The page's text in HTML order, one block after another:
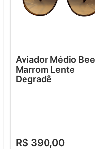
Aviador Médio Bee
Marrom Lente
Degradê
R$ 390,00